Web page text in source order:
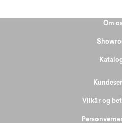
Om
Vilkår og